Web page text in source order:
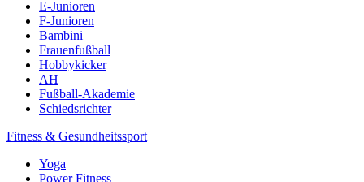
E-Junioren
F-Junioren
Bambini
Frauenfußball
Hobbykicker
AH
Fußball-Akademie
Schiedsrichter
Fitness & Gesundheitssport
Yoga
Power Fitness